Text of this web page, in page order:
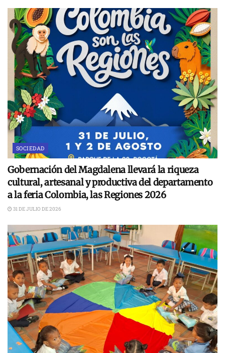
SOCIEDAD
Gobernación del Magdalena llevará la riqueza
cultural, artesanal y productiva del departamento
a la feria Colombia, las Regiones 2026
31 DE JULIO DE 2026